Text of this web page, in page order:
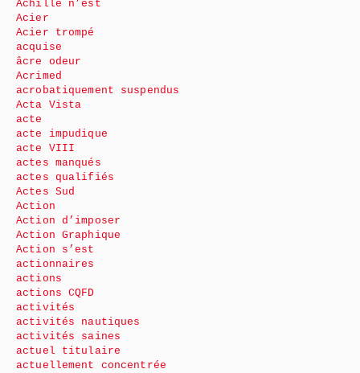
Achille n’est
Acier
Acier trompé
acquise
âcre odeur
Acrimed
acrobatiquement suspendus
Acta Vista
acte
acte impudique
acte VIII
actes manqués
actes qualifiés
Actes Sud
Action
Action d’imposer
Action Graphique
Action s’est
actionnaires
actions
actions CQFD
activités
activités nautiques
activités saines
actuel titulaire
actuellement concentrée